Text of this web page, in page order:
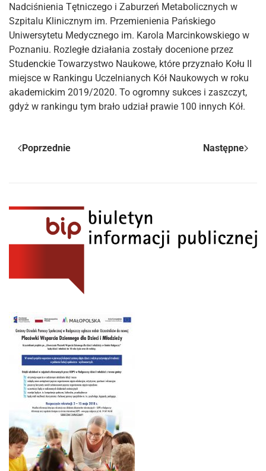
Nadciśnienia Tętniczego i Zaburzeń Metabolicznych w
Szpitalu Klinicznym im. Przemienienia Pańskiego
Uniwersytetu Medycznego im. Karola Marcinkowskiego w
Poznaniu. Rozległe działania zostały docenione przez
Studenckie Towarzystwo Naukowe, które przyznało Kołu II
miejsce w Rankingu Uczelnianych Kół Naukowych w roku
akademickim 2019/2020. To ogromny sukces i zaszczyt,
gdyż w rankingu tym brało udział prawie 100 innych Kół.
Poprzednie Następne